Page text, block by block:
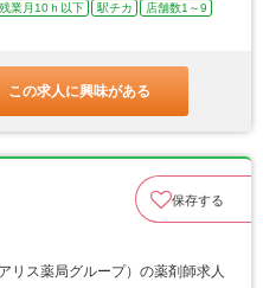
残業月10ｈ以下 駅チカ
店舗数1～9
この求人に興味がある
保存する
ス薬局グループ）の薬剤師求人